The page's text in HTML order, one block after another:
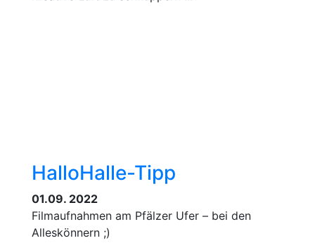
HalloHalle-Tipp
01.09. 2022
Filmaufnahmen am Pfälzer Ufer – bei den
Alleskönnern ;)